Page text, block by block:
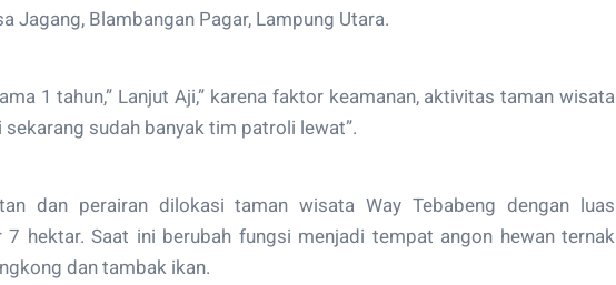
Jagang, Blambangan Pagar, Lampung Utara.
1 tahun,” Lanjut Aji,” karena faktor keamanan, aktivitas taman wisata
sudah banyak tim patroli lewat”.
dan perairan dilokasi taman wisata Way Tebabeng dengan luas
7 hektar. Saat ini berubah fungsi menjadi tempat angon hewan ternak
dan tambak ikan.